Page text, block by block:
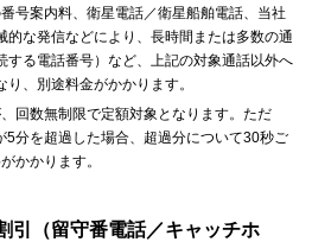
号案内料、衛星電話／衛星船舶電話、当社
的な発信などにより、長時間または多数の通
する電話番号）など、上記の対象通話以外へ
、別途料金がかかります。
回数無制限で定額対象となります。ただ
5分を超過した場合、超過分について30秒ご
かかります。
引（留守番電話／キャッチホ